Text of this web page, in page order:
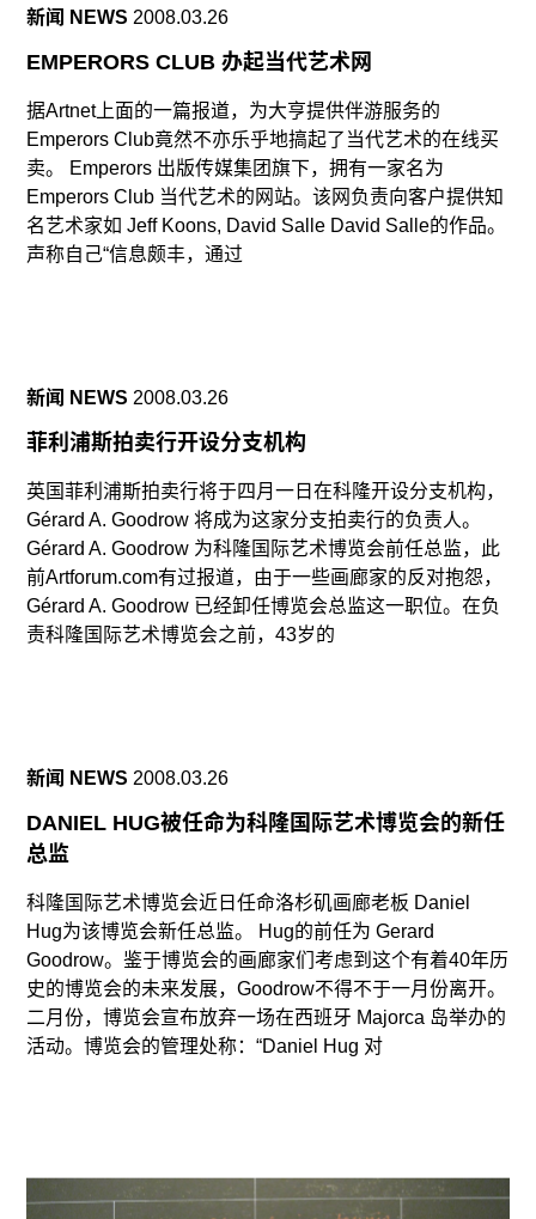
新闻 NEWS 2008.03.26
EMPERORS CLUB 办起当代艺术网
据Artnet上面的一篇报道，为大亨提供伴游服务的
Emperors Club竟然不亦乐乎地搞起了当代艺术的在线买
卖。 Emperors 出版传媒集团旗下，拥有一家名为
Emperors Club 当代艺术的网站。该网负责向客户提供知
名艺术家如 Jeff Koons, David Salle David Salle的作品。
声称自己“信息颇丰，通过
新闻 NEWS 2008.03.26
菲利浦斯拍卖行开设分支机构
英国菲利浦斯拍卖行将于四月一日在科隆开设分支机构，
Gérard A. Goodrow 将成为这家分支拍卖行的负责人。
Gérard A. Goodrow 为科隆国际艺术博览会前任总监，此
前Artforum.com有过报道，由于一些画廊家的反对抱怨，
Gérard A. Goodrow 已经卸任博览会总监这一职位。在负
责科隆国际艺术博览会之前，43岁的
新闻 NEWS 2008.03.26
DANIEL HUG被任命为科隆国际艺术博览会的新任
总监
科隆国际艺术博览会近日任命洛杉矶画廊老板 Daniel
Hug为该博览会新任总监。 Hug的前任为 Gerard
Goodrow。鉴于博览会的画廊家们考虑到这个有着40年历
史的博览会的未来发展，Goodrow不得不于一月份离开。
二月份，博览会宣布放弃一场在西班牙 Majorca 岛举办的
活动。博览会的管理处称：“Daniel Hug 对